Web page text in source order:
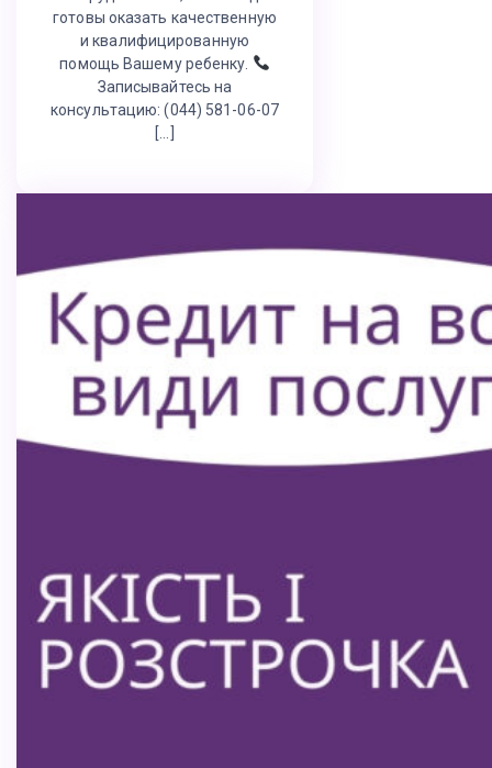
готовы оказать качественную
и квалифицированную
помощь Вашему ребенку.
Записывайтесь на
консультацию: (044) 581-06-07
[…]